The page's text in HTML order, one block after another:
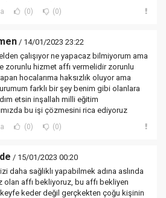
(0) (0)
/ 14/01/2023 23:22
çalışıyor ne yapacaz bilmiyorum ama
zorunlu hizmet affı vermelidir zorunlu
hocalarıma haksızlık oluyor ama
farklı bir şey benim gibi olanlara
etsin inşallah milli eğitim
bu işi çözmesini rica ediyoruz
(0) (0)
/ 15/01/2023 00:20
daha sağliklı yapabilmek adına aslında
olan affı bekliyoruz, bu affı bekliyen
keder değil gerçkekten çoğu kişinin